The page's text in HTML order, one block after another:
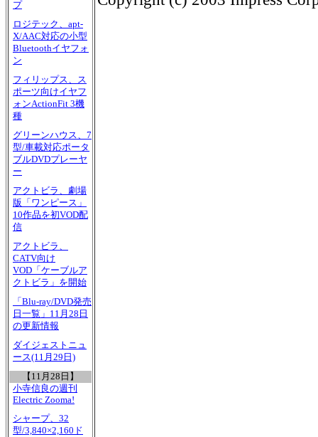
プ
ロジテック、apt-
X/AAC対応の小型
Bluetoothイヤフォ
ン
フィリップス、ス
ポーツ向けイヤフ
ォンActionFit 3機
種
グリーンハウス、7
型/車載対応ポータ
ブルDVDプレーヤ
ー
アクトビラ、劇場
版「ワンピース」
10作品を初VOD配
信
アクトビラ、
CATV向け
VOD「ケーブルア
クトビラ」を開始
「Blu-ray/DVD発売
日一覧」11月28日
の更新情報
ダイジェストニュ
ース(11月29日)
【11月28日】
小寺信良の週刊
Electric Zooma!
シャープ、32
型/3,840×2,160ド